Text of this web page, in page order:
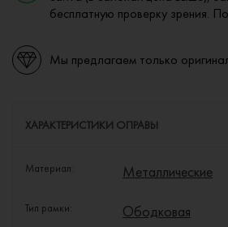
бесплатную проверку зрения. По
Мы предлагаем только
ХАРАКТЕРИСТИКИ ОПРАВЫ
Материал: Металлические
Тип рамки: Ободковая